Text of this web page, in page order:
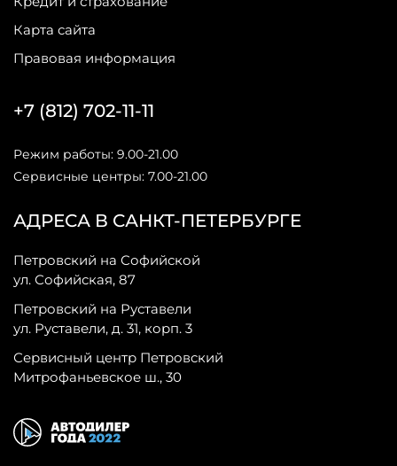
Карта сайта
Правовая информация
АДРЕСА В САНКТ-ПЕТЕРБУРГЕ
Петровский на Софийской
ул. Софийская, 87
Петровский на Руставели
ул. Руставели, д. 31, корп. 3
Сервисный центр Петровский
Митрофаньевское ш., 30
+7 (812) 702-11-11
Режим работы: 9.00-21.00
Сервисные центры: 7.00-21.00